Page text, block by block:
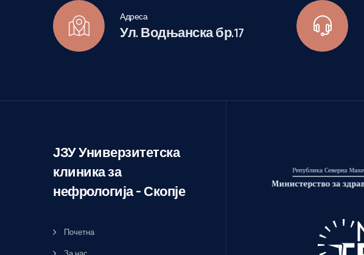
Адреса
Ул. Водњанска бр.17
ЈЗУ Универзитетска
клиника за
нефрологија – Скопје
Почетна